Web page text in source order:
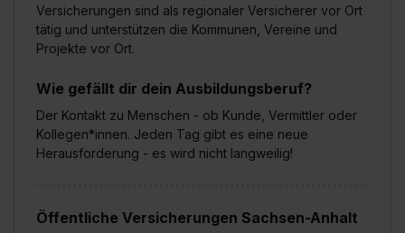
Versicherungen sind als regionaler Versicherer vor Ort
tätig und unterstützen die Kommunen, Vereine und
Projekte vor Ort.
Wie gefällt dir dein Ausbildungsberuf?
Der Kontakt zu Menschen - ob Kunde, Vermittler oder
Kollegen*innen. Jeden Tag gibt es eine neue
Herausforderung - es wird nicht langweilig!
Öffentliche Versicherungen Sachsen-Anhalt